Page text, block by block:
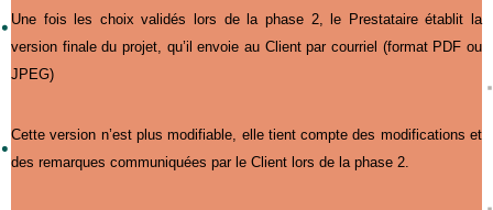
Une fois les choix validés lors de la phase 2, le Prestataire établit la
version finale du projet, qu’il envoie au Client par courriel (format PDF ou
JPEG)
Cette version n’est plus modifiable, elle tient compte des modifications et
des remarques communiquées par le Client lors de la phase 2.